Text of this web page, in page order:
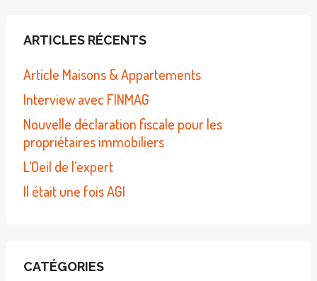
ARTICLES RÉCENTS
Article Maisons & Appartements
Interview avec FINMAG
Nouvelle déclaration fiscale pour les
propriétaires immobiliers
L’Oeil de l’expert
Il était une fois AGI
CATÉGORIES